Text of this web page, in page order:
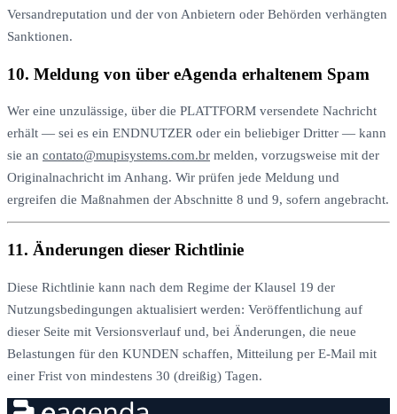
Versandreputation und der von Anbietern oder Behörden verhängten
Sanktionen.
10. Meldung von über eAgenda erhaltenem Spam
Wer eine unzulässige, über die PLATTFORM versendete Nachricht
erhält — sei es ein ENDNUTZER oder ein beliebiger Dritter — kann
sie an contato@mupisystems.com.br melden, vorzugsweise mit der
Originalnachricht im Anhang. Wir prüfen jede Meldung und
ergreifen die Maßnahmen der Abschnitte 8 und 9, sofern angebracht.
11. Änderungen dieser Richtlinie
Diese Richtlinie kann nach dem Regime der Klausel 19 der
Nutzungsbedingungen aktualisiert werden: Veröffentlichung auf
dieser Seite mit Versionsverlauf und, bei Änderungen, die neue
Belastungen für den KUNDEN schaffen, Mitteilung per E-Mail mit
einer Frist von mindestens 30 (dreißig) Tagen.